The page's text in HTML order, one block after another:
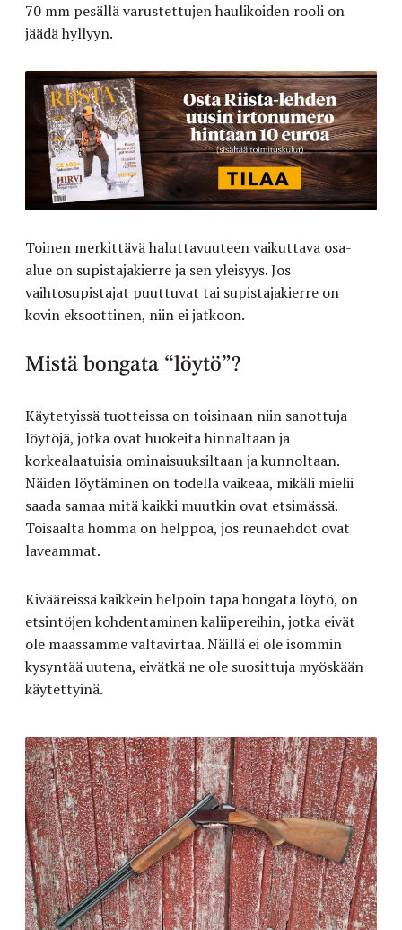
70 mm pesällä varustettujen haulikoiden rooli on
jäädä hyllyyn.
Toinen merkittävä haluttavuuteen vaikuttava osa-
alue on supistajakierre ja sen yleisyys. Jos
vaihtosupistajat puuttuvat tai supistajakierre on
kovin eksoottinen, niin ei jatkoon.
Mistä bongata “löytö”?
Käytetyissä tuotteissa on toisinaan niin sanottuja
löytöjä, jotka ovat huokeita hinnaltaan ja
korkealaatuisia ominaisuuksiltaan ja kunnoltaan.
Näiden löytäminen on todella vaikeaa, mikäli mielii
saada samaa mitä kaikki muutkin ovat etsimässä.
Toisaalta homma on helppoa, jos reunaehdot ovat
laveammat.
Kivääreissä kaikkein helpoin tapa bongata löytö, on
etsintöjen kohdentaminen kaliipereihin, jotka eivät
ole maassamme valtavirtaa. Näillä ei ole isommin
kysyntää uutena, eivätkä ne ole suosittuja myöskään
käytettyinä.